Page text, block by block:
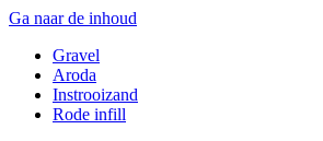
Ga naar de inhoud
Gravel
Aroda
Instrooizand
Rode infill